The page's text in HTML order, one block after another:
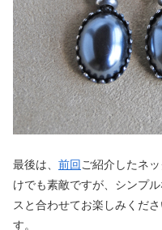
最後は、 前回 ご紹介したネ
けでも素敵ですが、シンプ
スと合わせてお楽しみくだ
す。